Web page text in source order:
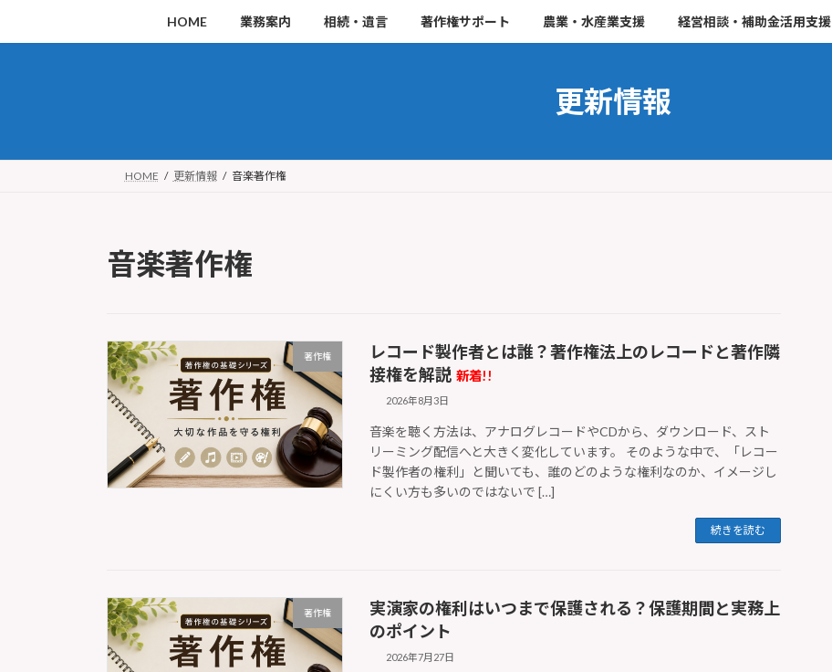
ン
ビ
HOME 業務案内 相続・遺言 著作権サポート 農業・水産業支援 経営相談・補助金活用支援
更新情報
HOME 更新情報 音楽著作権
音楽著作権
著作権
レコード製作者とは誰？著作権法上のレコードと著作隣
接権を解説 新着!!
2026年8月3日
音楽を聴く方法は、アナログレコードやCDから、ダウンロード、スト
リーミング配信へと大きく変化しています。 そのような中で、「レコー
ド製作者の権利」と聞いても、誰のどのような権利なのか、イメージし
にくい方も多いのではないで […]
続きを読む
著作権
実演家の権利はいつまで保護される？保護期間と実務上
のポイント
2026年7月27日